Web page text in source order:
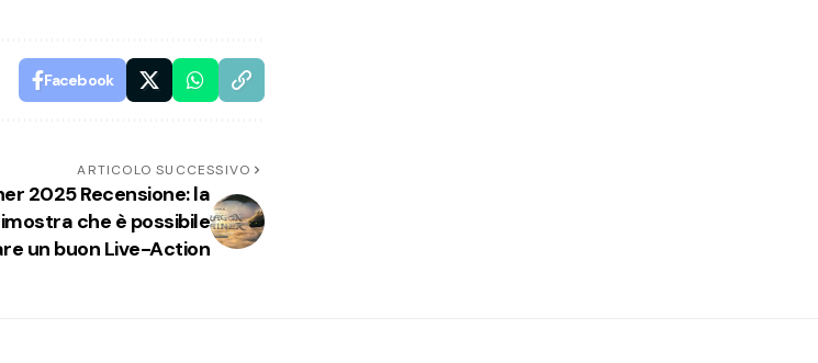
Facebook
ARTICOLO SUCCESSIVO
2025 Recensione: la
che è possibile
un buon Live-Action